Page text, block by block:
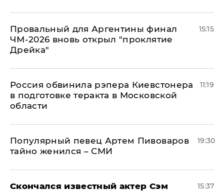
Провальный для Аргентины финал
ЧМ-2026 вновь открыл "проклятие
Дрейка"
15:15
Россия обвинила рэпера Киевстонера
в подготовке теракта в Московской
области
11:19
Популярный певец Артем Пивоваров
тайно женился – СМИ
19:30
Скончался известный актер Сэм 15:37